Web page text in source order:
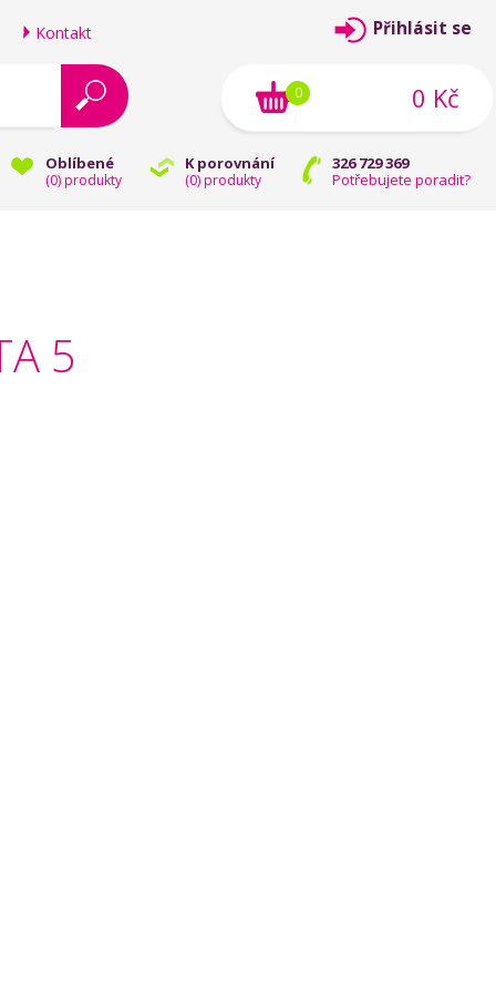
Kontakt
Oblíbené
(0) produkty
K porovnání
(0) produkty
326 729 369
Potřebujete poradit?
Přihlásit se
0 Kč
0
5